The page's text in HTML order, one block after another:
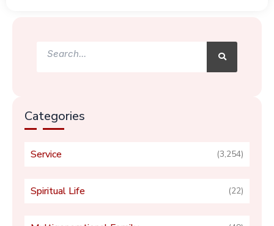
Search
Categories
Service (3,254)
Spiritual Life (22)